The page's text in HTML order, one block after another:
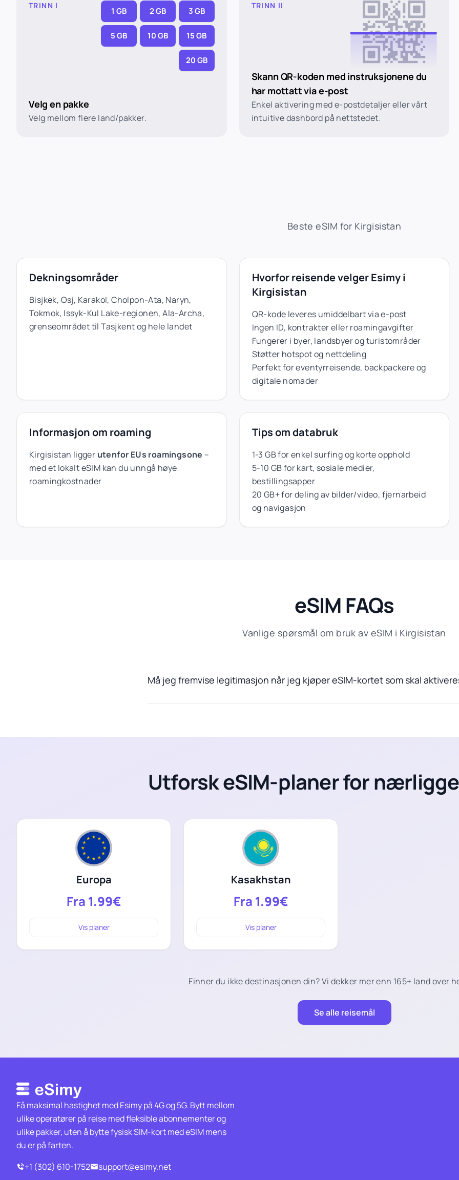
TRINN I
1 GB 2 GB 3 GB
5 GB 10 GB 15 GB
20 GB
Velg en pakke
Velg mellom flere land/pakker.
TRINN II
Skann QR-koden med instruksjonene du
har mottatt via e-post
Enkel aktivering med e-postdetaljer eller vårt
intuitive dashbord på nettstedet.
Beste eSIM for Kirgisistan
Dekningsområder
Bisjkek, Osj, Karakol, Cholpon-Ata, Naryn,
Tokmok, Issyk-Kul Lake-regionen, Ala-Archa,
grenseområdet til Tasjkent og hele landet
Hvorfor reisende velger Esimy i
Kirgisistan
QR-kode leveres umiddelbart via e-post
Ingen ID, kontrakter eller roamingavgifter
Fungerer i byer, landsbyer og turistområder
Støtter hotspot og nettdeling
Perfekt for eventyrreisende, backpackere og
digitale nomader
Informasjon om roaming
Kirgisistan ligger utenfor EUs roamingsone –
med et lokalt eSIM kan du unngå høye
roamingkostnader
Tips om databruk
1-3 GB for enkel surfing og korte opphold
5-10 GB for kart, sosiale medier,
bestillingsapper
20 GB+ for deling av bilder/video, fjernarbeid
og navigasjon
eSIM FAQs
Vanlige spørsmål om bruk av eSIM i Kirgisistan
Må jeg fremvise legitimasjon når jeg kjøper eSIM-kortet som skal
Utforsk eSIM-planer for
Europa
Fra 1.99€
Vis planer
Kasakhstan
Fra 1.99€
Vis planer
Finner du ikke destinasjonen din? Vi dekker mer enn 165+ land over
Se alle reisemål
Få maksimal hastighet med Esimy på 4G og 5G. Bytt mellom
ulike operatører på reise med fleksible abonnementer og
ulike pakker, uten å bytte fysisk SIM-kort med eSIM mens
du er på farten.
+1 (302) 610-1752
support@esimy.net